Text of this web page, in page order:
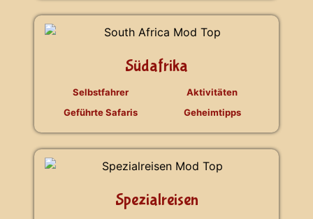
Südafrika
Selbstfahrer
Geführte Safaris
Aktivitäten
Geheimtipps
Spezialreisen